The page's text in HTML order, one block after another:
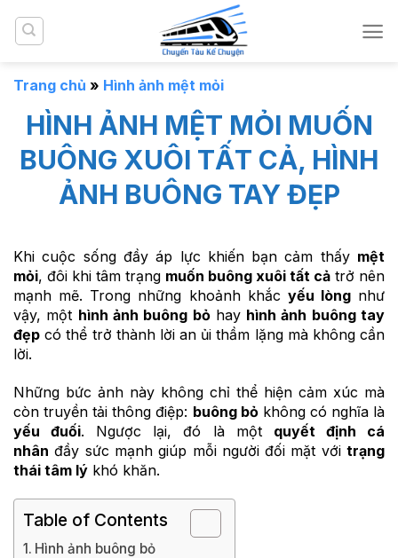
qua
dungTrang chủ » Hình ảnh mệt mỏi
HÌNH ẢNH MỆT MỎI MUỐN
BUÔNG XUÔI TẤT CẢ, HÌNH
ẢNH BUÔNG TAY ĐẸP
Khi cuộc sống đầy áp lực khiến bạn cảm thấy mệt
mỏi, đôi khi tâm trạng muốn buông xuôi tất cả trở nên
mạnh mẽ. Trong những khoảnh khắc yếu lòngnhư
vậy, một hình ảnh buông bỏhay hình ảnh buông tay
đẹp có thể trở thành lời an ủi thầm lặng mà không cần
lời.
Những bức ảnh này không chỉ thể hiện cảm xúc mà
còn truyền tải thông điệp: buông bỏkhông có nghĩa là
yếu đuối. Ngược lại, đó là một quyết định cá
nhân đầy sức mạnh giúp mỗi người đối mặt với trạng
thái tâm lý khó khăn.
Table of Contents
Hình ảnh buông bỏ